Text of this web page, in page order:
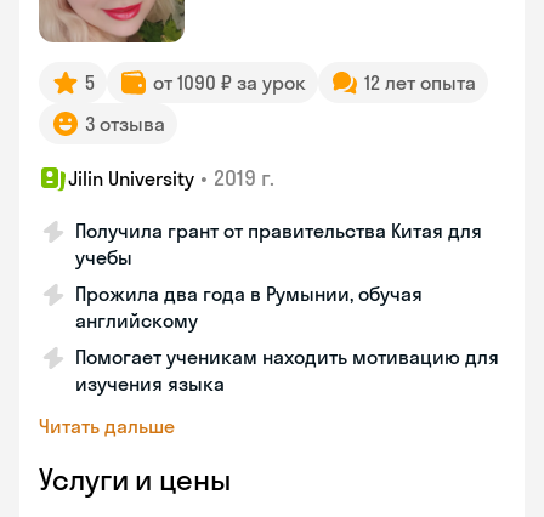
5 от 1090 ₽ за урок
12 лет опыта
3 отзыва
Jilin University • 2019 г.
Получила грант от правительства Китая для
учебы
Прожила два года в Румынии, обучая
английскому
Помогает ученикам находить мотивацию для
изучения языка
Читать дальше
Услуги и цены